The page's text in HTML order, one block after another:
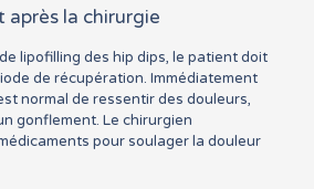
la chirurgie
lipofilling des hip dips, le patient doit
de récupération. Immédiatement
normal de ressentir des douleurs,
gonflement. Le chirurgien
pour soulager la douleur